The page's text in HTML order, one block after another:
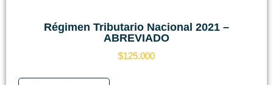
Régimen Tributario Nacional 2021 –
ABREVIADO
$125.000